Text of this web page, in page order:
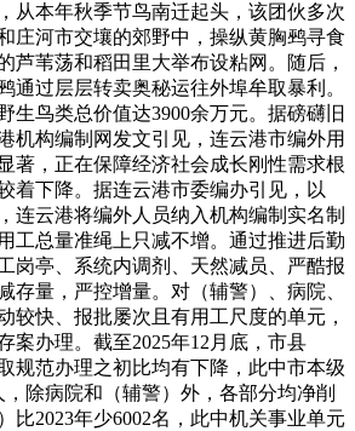
从本年秋季节鸟南迁起头，该团伙多次
庄河市交壤的郊野中，操纵黄胸鹀寻食
芦苇荡和稻田里大举布设粘网。随后，
通过层层转卖奥秘运往外埠牟取暴利。
生鸟类总价值达3900余万元。据磅礴旧
机构编制网发文引见，连云港市编外用
著，正在保障经济社会成长刚性需求根
着下降。据连云港市委编办引见，以
连云港将编外人员纳入机构编制实名制
工总量准绳上只减不增。通过推进后勤
岗亭、系统内调剂、天然减员、严酷报
存量，严控增量。对（辅警）、病院、
较快、报批屡次且有用工尺度的单元，
案办理。截至2025年12月底，市县
规范办理之初比均有下降，此中市本级
，除病院和（辅警）外，各部分均净削
比2023年少6002名，此中机关事业单元